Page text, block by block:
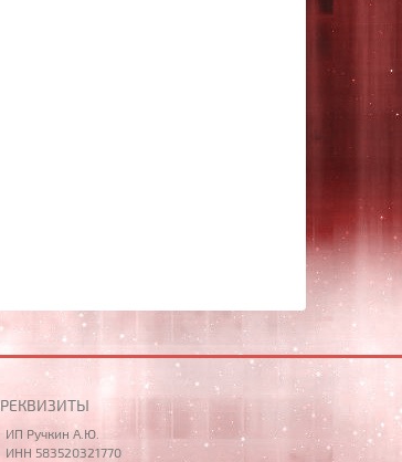
РЕКВИЗИТЫ
ИП Ручкин А.Ю.
ИНН 583520321770